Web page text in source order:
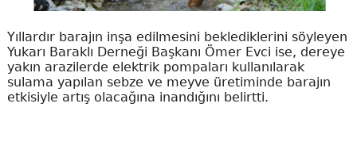
Yıllardır barajın inşa edilmesini beklediklerini söyleyen
Yukarı Baraklı Derneği Başkanı Ömer Evci ise, dereye
yakın arazilerde elektrik pompaları kullanılarak
sulama yapılan sebze ve meyve üretiminde barajın
etkisiyle artış olacağına inandığını belirtti.